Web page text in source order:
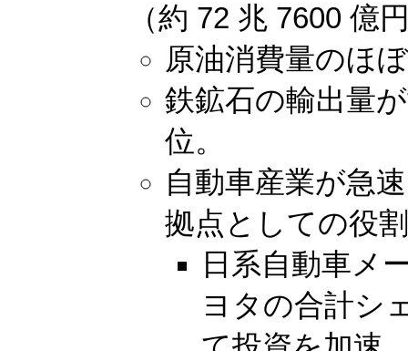
（約 72 兆 7600 億
原油消費量のほ
鉄鉱石の輸出量
位。
自動車産業が急
拠点としての役
日系自動車メ
ヨタの合計シ